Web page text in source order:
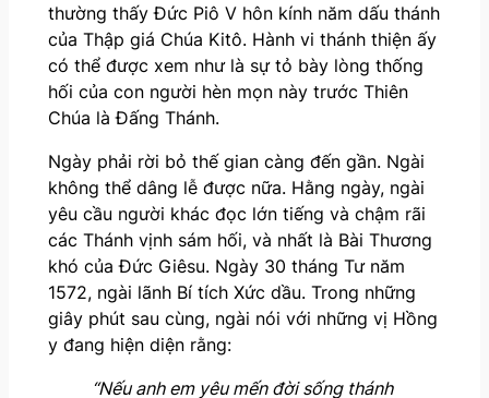
thường thấy Đức Piô V hôn kính năm dấu thánh
của Thập giá Chúa Kitô. Hành vi thánh thiện ấy
có thể được xem như là sự tỏ bày lòng thống
hối của con người hèn mọn này trước Thiên
Chúa là Đấng Thánh.
Ngày phải rời bỏ thế gian càng đến gần. Ngài
không thể dâng lễ được nữa. Hằng ngày, ngài
yêu cầu người khác đọc lớn tiếng và chậm rãi
các Thánh vịnh sám hối, và nhất là Bài Thương
khó của Đức Giêsu. Ngày 30 tháng Tư năm
1572, ngài lãnh Bí tích Xức dầu. Trong những
giây phút sau cùng, ngài nói với những vị Hồng
y đang hiện diện rằng:
“Nếu anh em yêu mến đời sống thánh